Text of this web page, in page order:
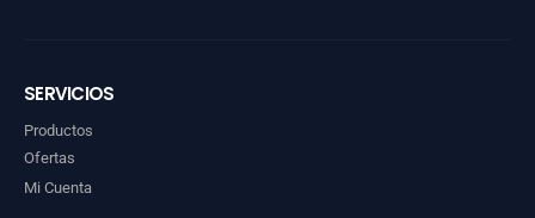
SERVICIOS
Productos
Ofertas
Mi Cuenta